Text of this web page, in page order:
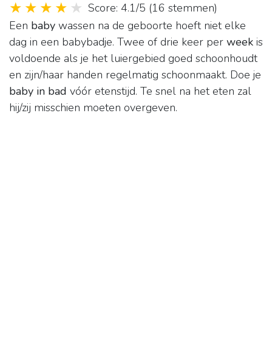
Score: 4.1/5 (16 stemmen)
Een baby wassen na de geboorte hoeft niet elke
dag in een babybadje. Twee of drie keer per week is
voldoende als je het luiergebied goed schoonhoudt
en zijn/haar handen regelmatig schoonmaakt. Doe je
baby in bad vóór etenstijd. Te snel na het eten zal
hij/zij misschien moeten overgeven.